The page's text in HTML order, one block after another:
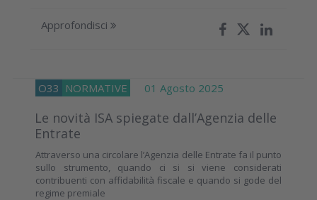
Approfondisci
O33 NORMATIVE 01 Agosto 2025
Le novità ISA spiegate dall’Agenzia delle
Entrate
Attraverso una circolare l’Agenzia delle Entrate fa il punto
sullo strumento, quando ci si si viene considerati
contribuenti con affidabilità fiscale e quando si gode del
regime premiale